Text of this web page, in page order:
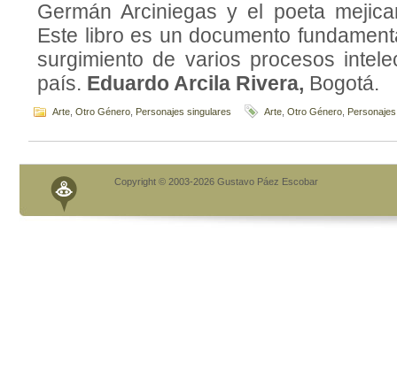
Germán Arciniegas y el poeta
Este libro es un documento
surgimiento de varios procesos
país. Eduardo Arcila Rivera, Bogotá.
Arte Otro Género Personajes singulares Arte Otro Género
Copyright © 2003-2026 Gustavo Páez Escobar